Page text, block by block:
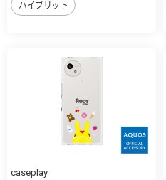
ハイブリット
caseplay